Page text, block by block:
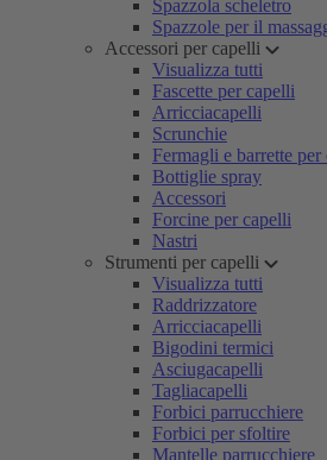
Spazzola scheletro
Spazzole per il
Accessori per capelli
Visualizza tutti
Fascette per capelli
Arricciacapelli
Scrunchie
Fermagli e barrette per
Bottiglie spray
Accessori
Forcine per capelli
Nastri
Strumenti per capelli
Visualizza tutti
Raddrizzatore
Arricciacapelli
Bigodini termici
Asciugacapelli
Tagliacapelli
Forbici parrucchiere
Forbici per sfoltire
Mantelle parrucchiere